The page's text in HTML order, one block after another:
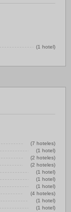
(1 hotel)
(7 hoteles)
(1 hotel)
(2 hoteles)
(2 hoteles)
(1 hotel)
(1 hotel)
(1 hotel)
(4 hoteles)
(1 hotel)
(1 hotel)